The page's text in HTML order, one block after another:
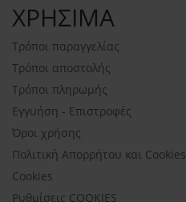
ΧΡΗΣΙΜΑ
Τρόποι παραγγελίας
Τρόποι αποστολής
Τρόποι πληρωμής
Εγγυήση - Επιστροφές
Όροι χρήσης
Πολιτική Απορρήτου και Cookies
Cookies
Ρυθμίσεις COOKIES